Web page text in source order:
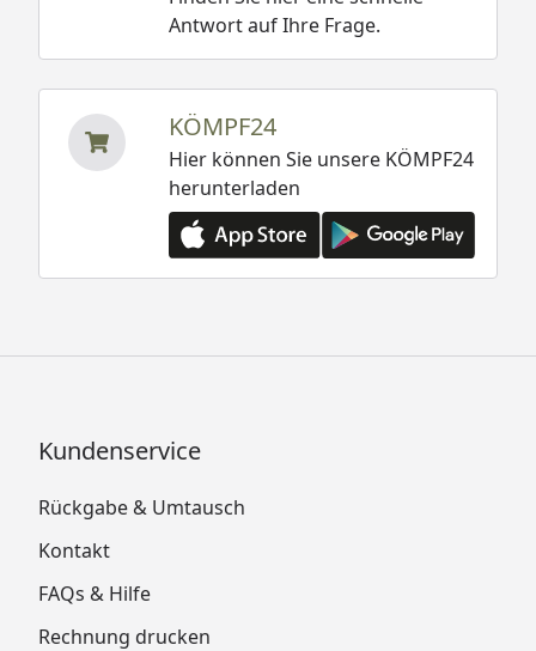
Antwort auf Ihre Frage.
KÖMPF24
Hier können Sie unsere KÖMPF24
herunterladen
Kundenservice
Rückgabe & Umtausch
Kontakt
FAQs & Hilfe
Rechnung drucken